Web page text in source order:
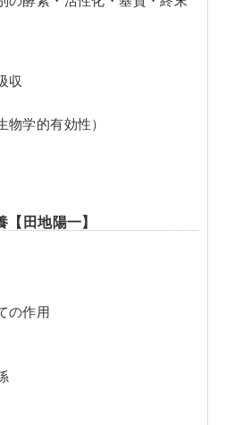
収
学的有効性）
田地陽一】
の作用